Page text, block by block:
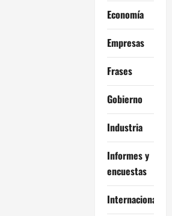
Economía
Empresas
Frases
Gobierno
Industria
Informes y
encuestas
Internacional